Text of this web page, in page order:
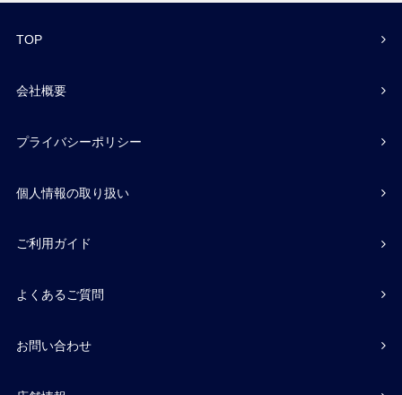
TOP
会社概要
プライバシーポリシー
個人情報の取り扱い
ご利用ガイド
よくあるご質問
お問い合わせ